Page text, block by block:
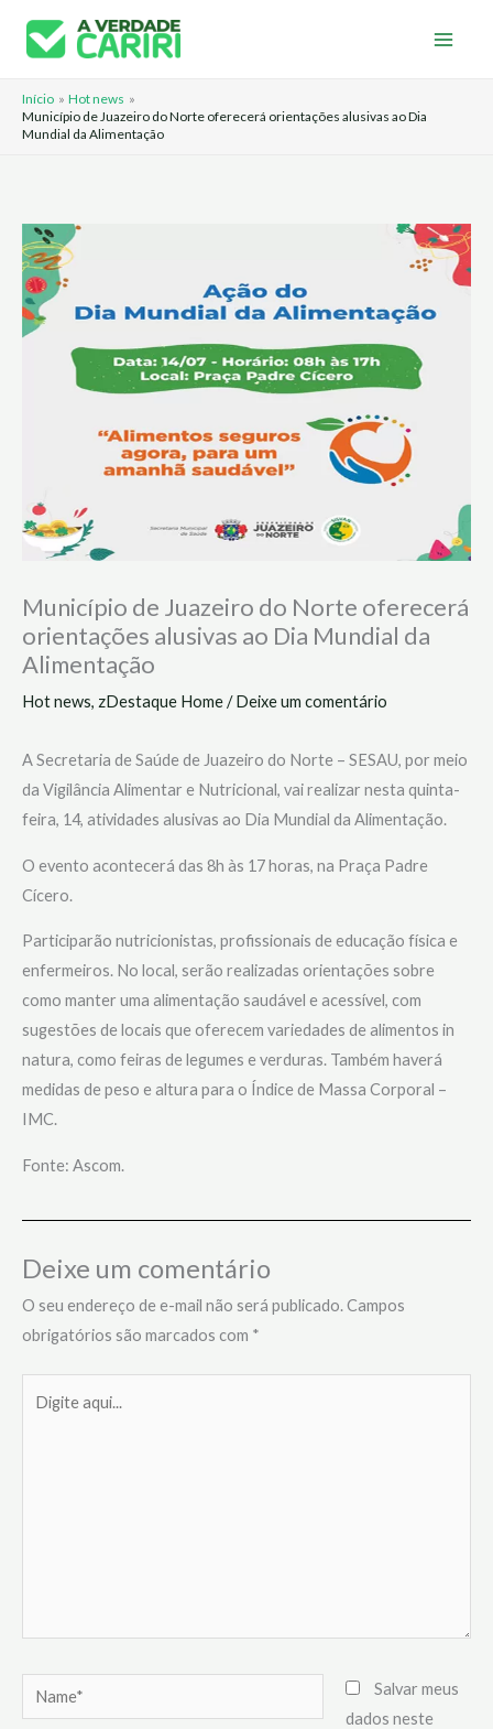
para
conteúdo
Início
Hot news
Município de Juazeiro do Norte oferecerá orientações alusivas ao Dia
Mundial da Alimentação
Município de Juazeiro do Norte oferecerá
orientações alusivas ao Dia Mundial da
Alimentação
Hot news, zDestaque Home/Deixe um comentário
A Secretaria de Saúde de Juazeiro do Norte – SESAU, por meio
da Vigilância Alimentar e Nutricional, vai realizar nesta quinta-
feira, 14, atividades alusivas ao Dia Mundial da Alimentação.
O evento acontecerá das 8h às 17 horas, na Praça Padre
Cícero.
Participarão nutricionistas, profissionais de educação física e
enfermeiros. No local, serão realizadas orientações sobre
como manter uma alimentação saudável e acessível, com
sugestões de locais que oferecem variedades de alimentos in
natura, como feiras de legumes e verduras. Também haverá
medidas de peso e altura para o Índice de Massa Corporal –
IMC.
Fonte: Ascom.
Deixe um comentário
O seu endereço de e-mail não será publicado.Campos
obrigatórios são marcados com *
aqui...
Name*
Salvar meus
dados neste